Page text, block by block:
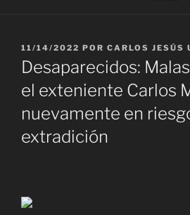
PUBLICADO
EL
11/14/2022 POR CARLOS JESÚS
Desaparecidos:
el exteniente Carlos
nuevamente en
extradición